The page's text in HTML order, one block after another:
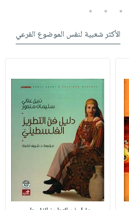
2
3
4
الأكثر شعبية لنفس الموضوع الفرعي